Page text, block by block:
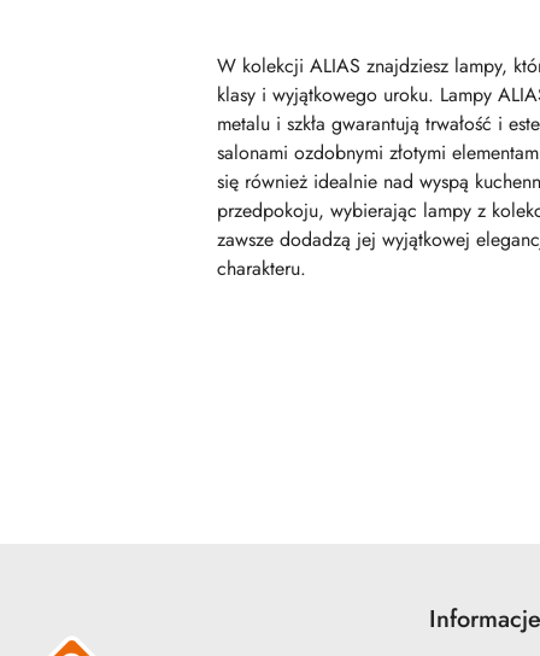
W kolekcji ALIAS znajdziesz lampy,
klasy i wyjątkowego uroku. Lampy
metalu i szkła gwarantują trwałość i
salonami ozdobnymi złotymi
się również idealnie nad wyspą
przedpokoju, wybierając lampy z
zawsze dodadzą jej wyjątkowej
charakteru.
Informacje